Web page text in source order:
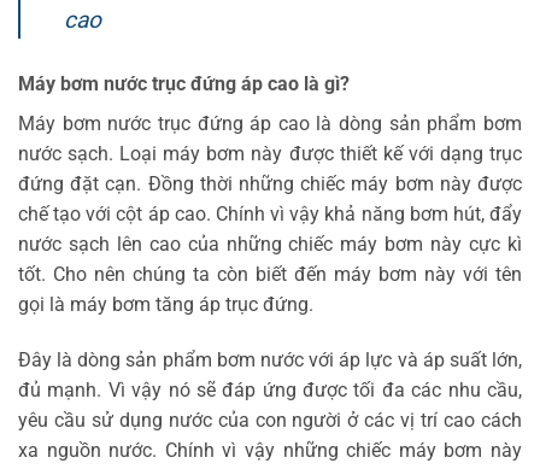
cao
Máy bơm nước trục đứng áp cao là gì?
Máy bơm nước trục đứng áp cao là dòng sản phẩm bơm
nước sạch. Loại máy bơm này được thiết kế với dạng trục
đứng đặt cạn. Đồng thời những chiếc máy bơm này được
chế tạo với cột áp cao. Chính vì vậy khả năng bơm hút, đẩy
nước sạch lên cao của những chiếc máy bơm này cực kì
tốt. Cho nên chúng ta còn biết đến máy bơm này với tên
gọi là máy bơm tăng áp trục đứng.
Đây là dòng sản phẩm bơm nước với áp lực và áp suất lớn,
đủ mạnh. Vì vậy nó sẽ đáp ứng được tối đa các nhu cầu,
yêu cầu sử dụng nước của con người ở các vị trí cao cách
xa nguồn nước. Chính vì vậy những chiếc máy bơm này